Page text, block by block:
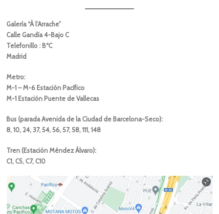
Galería “À l’Arrache”
Calle Gandía 4-Bajo C
Telefonillo : BºC
Madrid
Metro:
M-1 – M-6 Estación Pacífico
M-1 Estación Puente de Vallecas
Bus (parada Avenida de la Ciudad de Barcelona-Seco):
8, 10, 24, 37, 54, 56, 57, 58, 111, 148
Tren (Estación Méndez Álvaro):
C1, C5, C7, C10